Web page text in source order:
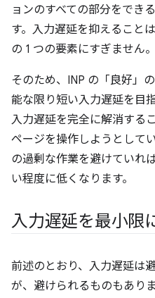
ョンのすべての部分をでき
す。入力遅延を抑えること
の 1 つの要素にすぎません。
そのため、INP の「良好」
能な限り短い入力遅延を目
入力遅延を完全に解消する
ページを操作しようとして
の過剰な作業を避けていれ
い程度に低くなります。
入力遅延を最小限
前述のとおり、入力遅延は
が、避けられるものもありま